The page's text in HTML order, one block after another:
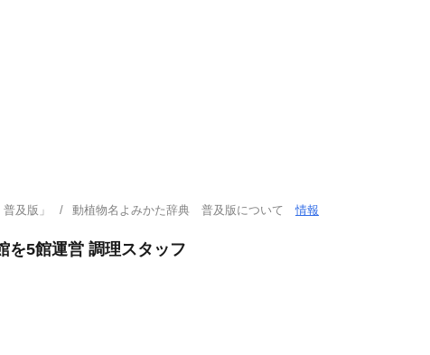
及版」 動植物名よみかた辞典 普及版について情報
を5館運営 調理スタッフ